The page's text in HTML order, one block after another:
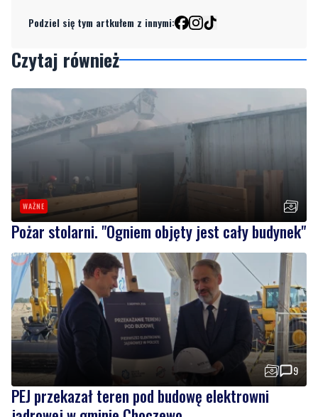
Pożar stolarni. "Ogniem objęty jest cały budynek"
9
PEJ przekazał teren pod budowę elektrowni
jądrowej w gminie Choczewo